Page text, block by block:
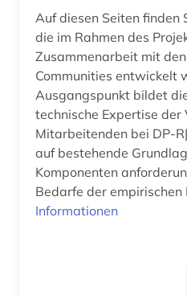
Auf diesen Seiten finden
die im Rahmen des
Zusammenarbeit mit
Communities entwickelt
Ausgangspunkt bildet
technische Expertise
Mitarbeitenden bei DP-
auf bestehende
Komponenten
Bedarfe der empirischen
Informationen